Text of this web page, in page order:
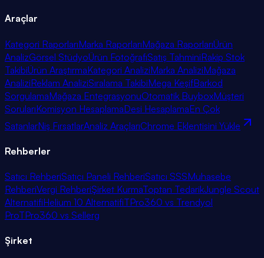
Araçlar
Kategori RaporlarıMarka RaporlarıMağaza RaporlarıÜrün
AnalizGörsel StüdyoÜrün FotoğrafıSatış TahminiRakip Stok
TakibiÜrün AraştırmaKategori AnaliziMarka AnaliziMağaza
AnaliziReklam AnaliziSıralama TakibiMega KeşifBarkod
SorgulamaMağaza EntegrasyonuOtomatik BuyboxMüşteri
SorularıKomisyon HesaplamaDesi HesaplamaEn Çok
SatanlarNiş FırsatlarAnaliz AraçlarıChrome Eklentisini Yükle
Rehberler
Satıcı RehberiSatıcı Paneli RehberiSatıcı SSSMuhasebe
RehberiVergi RehberiŞirket KurmaToptan TedarikJungle Scout
AlternatifiHelium 10 AlternatifiTPro360 vs Trendyol
ProTPro360 vs Sellerg
Şirket